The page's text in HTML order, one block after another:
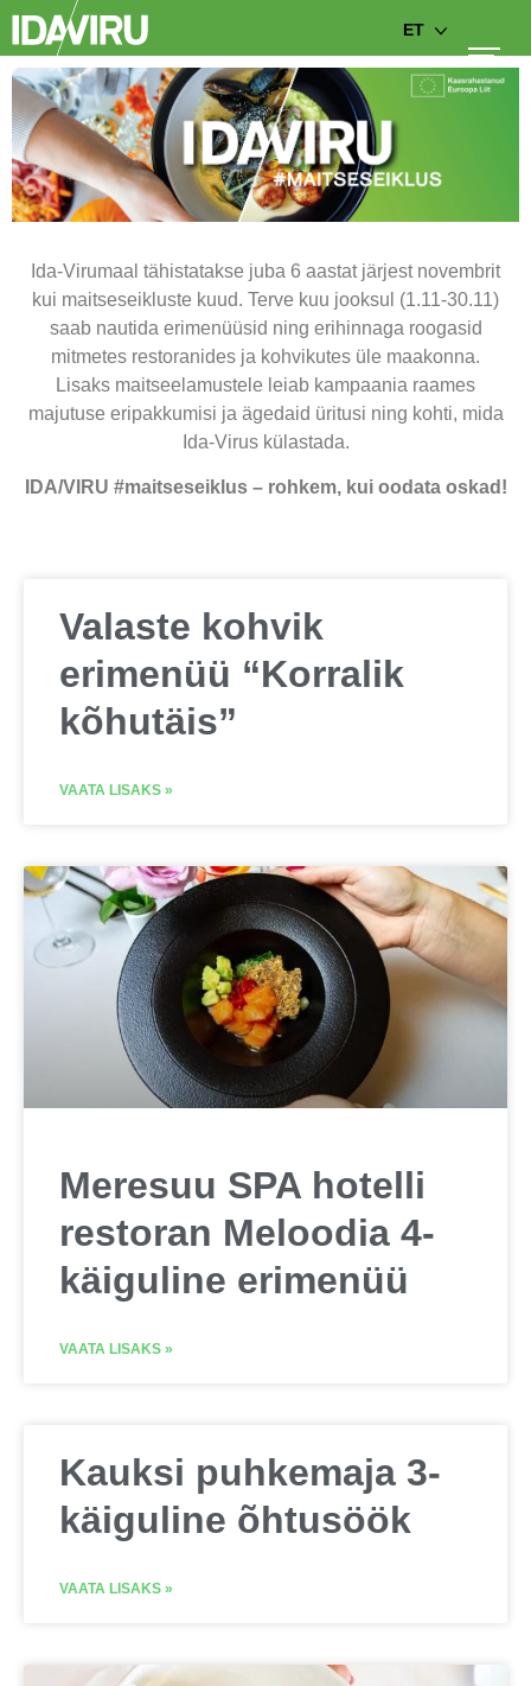
ET
Ida-Virumaal tähistatakse juba 6 aastat järjest novembrit
kui maitseseikluste kuud. Terve kuu jooksul (1.11-30.11)
saab nautida erimenüüsid ning erihinnaga roogasid
mitmetes restoranides ja kohvikutes üle maakonna.
Lisaks maitseelamustele leiab kampaania raames
majutuse eripakkumisi ja ägedaid üritusi ning kohti, mida
Ida-Virus külastada.
IDA/VIRU #maitseseiklus – rohkem, kui oodata oskad!
Valaste kohvik
erimenüü “Korralik
kõhutäis”
VAATA LISAKS »
Meresuu SPA hotelli
restoran Meloodia 4-
käiguline erimenüü
VAATA LISAKS »
Kauksi puhkemaja 3-
käiguline õhtusöök
VAATA LISAKS »